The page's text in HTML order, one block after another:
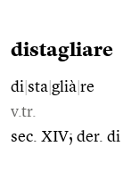
distagliare
di sta glià re
v.tr.
sec. XIV; der.